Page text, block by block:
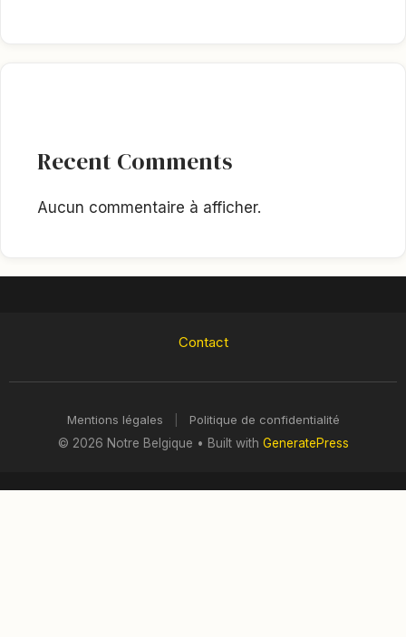
Recent Comments
Aucun commentaire à afficher.
Contact
Mentions légales
Politique de confidentialité
© 2026 Notre Belgique • Built with GeneratePress